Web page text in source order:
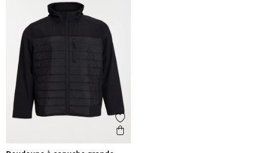
Ajouter aux favoris
Aperçu rapide